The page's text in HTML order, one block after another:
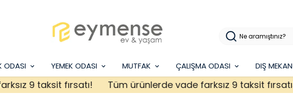
ODASI YEMEK ODASI MUTFAK ÇALIŞMA ODASI DIŞ MEKAN
9 taksit fırsatı! Tüm ürünlerde vade farksız 9 taksit fırsatı!